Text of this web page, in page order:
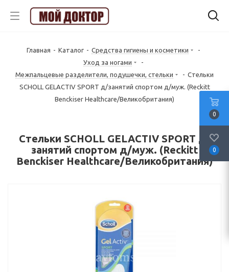
Главная - Каталог - Средства гигиены и косметики
-
Уход за ногами
-
Межпальцевые разделители, подушечки, стельки
- Стельки
SCHOLL GELACTIV SPORT д/занятий спортом д/муж. (Reckitt
Benckiser Healthcare/Великобритания)
Стельки SCHOLL GELACTIV SPORT д/
занятий спортом д/муж. (Reckitt
Benckiser Healthcare/Великобритания)
0
0